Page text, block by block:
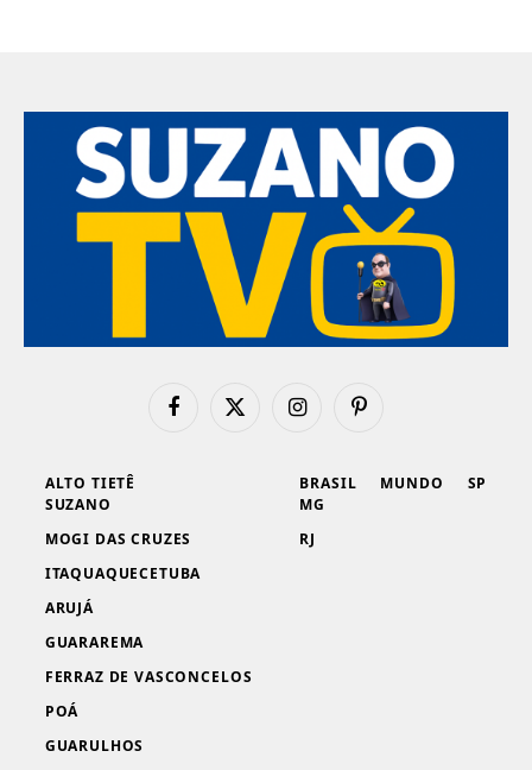
FacebookX
InstagramPinterest
ALTO TIETÊ
SUZANO
MOGI DAS CRUZES
ITAQUAQUECETUBA
ARUJÁ
GUARAREMA
FERRAZ DE VASCONCELOS
POÁ
GUARULHOS
BRASIL
MG
RJ
MUNDO SP